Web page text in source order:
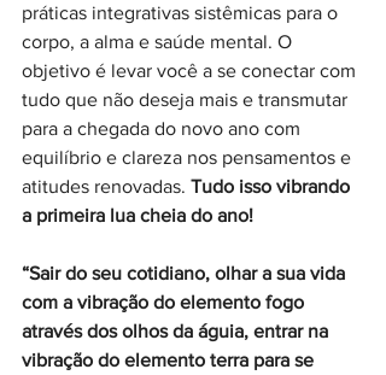
práticas integrativas sistêmicas para o
corpo, a alma e saúde mental. O
objetivo é levar você a se conectar com
tudo que não deseja mais e transmutar
para a chegada do novo ano com
equilíbrio e clareza nos pensamentos e
atitudes renovadas. Tudo isso vibrando
a primeira lua cheia do ano!
“Sair do seu cotidiano, olhar a sua vida
com a vibração do elemento fogo
através dos olhos da águia, entrar na
vibração do elemento terra para se